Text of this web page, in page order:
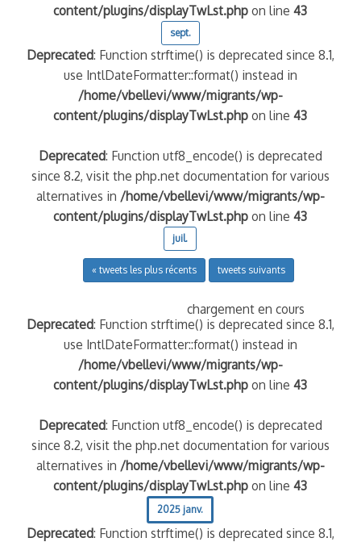
content/plugins/displayTwLst.php on line43
sept.
Deprecated: Function strftime() is deprecated since 8.1,
use IntlDateFormatter::format() instead in
/home/vbellevi/www/migrants/wp-
content/plugins/displayTwLst.php on line43
Deprecated: Function utf8_encode() is deprecated
since 8.2, visit the php.net documentation for various
alternatives in /home/vbellevi/www/migrants/wp-
content/plugins/displayTwLst.php on line43
juil.
chargement en cours
« tweets les plus récents tweets suivants
Deprecated: Function strftime() is deprecated since 8.1,
use IntlDateFormatter::format() instead in
/home/vbellevi/www/migrants/wp-
content/plugins/displayTwLst.php on line43
Deprecated: Function utf8_encode() is deprecated
since 8.2, visit the php.net documentation for various
alternatives in /home/vbellevi/www/migrants/wp-
content/plugins/displayTwLst.php on line43
2025 janv.
Deprecated: Function strftime() is deprecated since 8.1,